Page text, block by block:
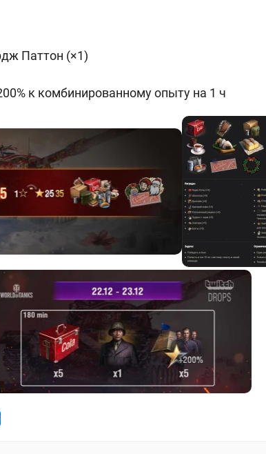
Паттон (×1)
к комбинированному опыту на 1 ч